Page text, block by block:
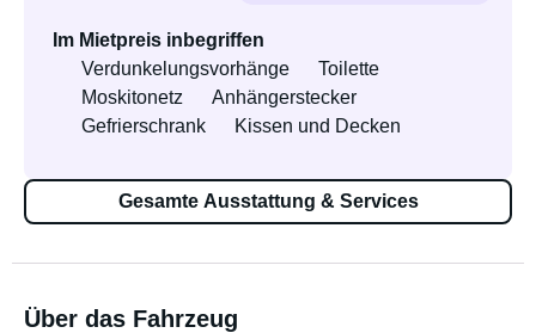
Im Mietpreis inbegriffen
Verdunkelungsvorhänge
Toilette
Moskitonetz
Anhängerstecker
Gefrierschrank
Kissen und Decken
Gesamte Ausstattung & Services
Über das Fahrzeug